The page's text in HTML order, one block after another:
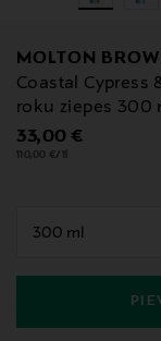
MOLTON
Coastal Cypress
roku ziepes 300
Original Price
33,00 €
110,00 €/1l